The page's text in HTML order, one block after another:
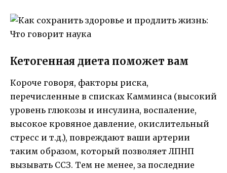
Кетогенная диета поможет вам
Короче говоря, факторы риска,
перечисленные в списках Камминса (высокий
уровень глюкозы и инсулина, воспаление,
высокое кровяное давление, окислительный
стресс и т.д.), повреждают ваши артерии
таким образом, который позволяет ЛПНП
вызывать ССЗ. Тем не менее, за последние